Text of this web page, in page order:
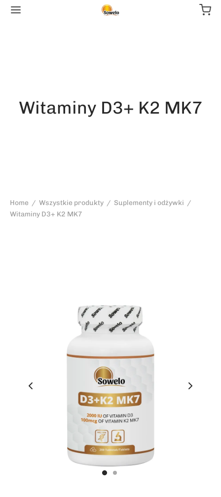
Witaminy D3+ K2 MK7
Home / Wszystkie produkty / Suplementy i odżywki /
Witaminy D3+ K2 MK7